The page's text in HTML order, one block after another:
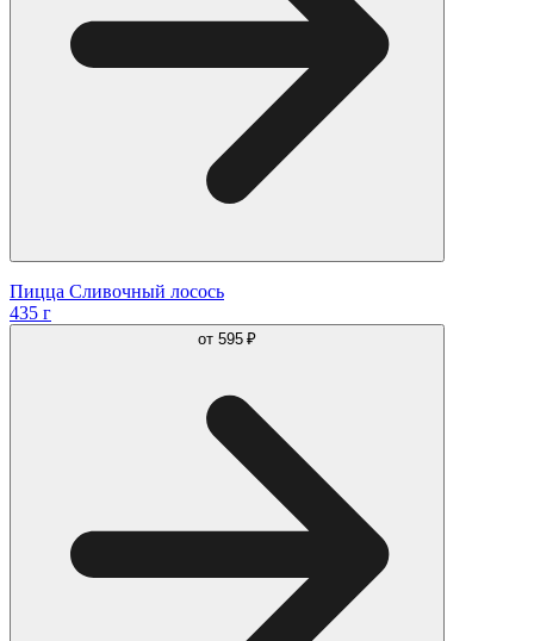
Пицца Сливочный лосось
435 г
от 595 ₽